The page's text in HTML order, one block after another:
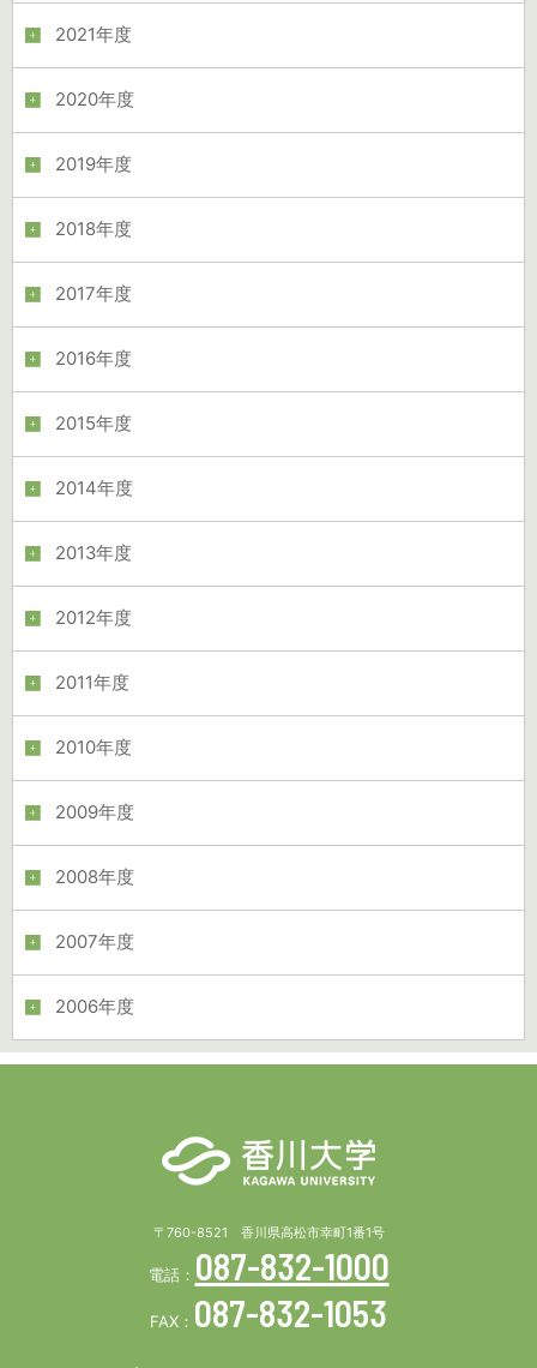
2021年度
2020年度
2019年度
2018年度
2017年度
2016年度
2015年度
2014年度
2013年度
2012年度
2011年度
2010年度
2009年度
2008年度
2007年度
2006年度
〒760-8521 香川県高松市幸町1番1号
電話： 087-832-1000
FAX： 087-832-1053